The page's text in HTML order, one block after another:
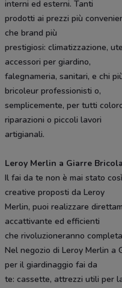
interni ed esterni. Tanti
prodotti ai prezzi più
che brand più
prestigiosi: climatizzazione,
accessori per giardino,
falegnameria, sanitari, e chi
bricoleur professionisti o,
semplicemente, per tutti
riparazioni o piccoli lavori
artigianali.
Leroy Merlin a Giarre
Il fai da te non è mai stato
creative proposti da Leroy
Merlin, puoi realizzare
accattivante ed efficienti
che rivoluzioneranno
Nel negozio di Leroy Merlin a
per il giardinaggio fai da
te: cassette, attrezzi utili per